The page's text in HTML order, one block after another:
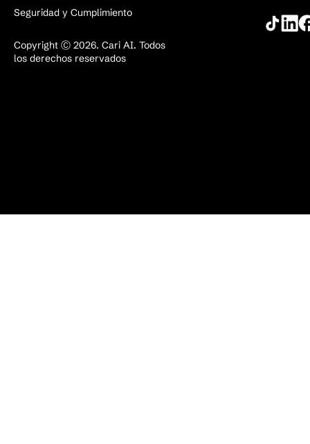
Seguridad y Cumplimiento
Copyright Ⓒ 2026. Cari AI. Todos
los derechos reservados